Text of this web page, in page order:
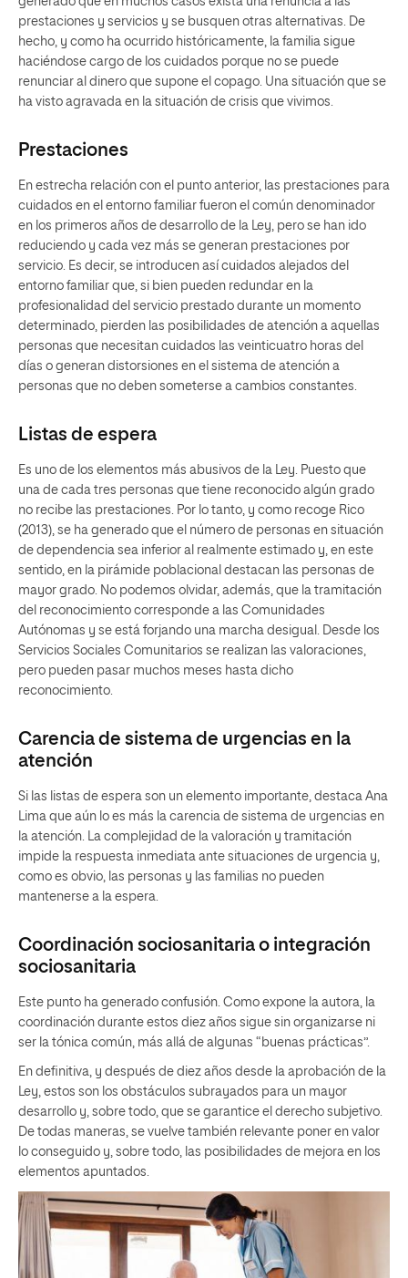
prestaciones y servicios y se busquen otras alternativas. De
hecho, y como ha ocurrido históricamente, la familia sigue
haciéndose cargo de los cuidados porque no se puede
renunciar al dinero que supone el copago. Una situación que se
ha visto agravada en la situación de crisis que vivimos.
Prestaciones
En estrecha relación con el punto anterior, las prestaciones para
cuidados en el entorno familiar fueron el común denominador
en los primeros años de desarrollo de la Ley, pero se han ido
reduciendo y cada vez más se generan prestaciones por
servicio. Es decir, se introducen así cuidados alejados del
entorno familiar que, si bien pueden redundar en la
profesionalidad del servicio prestado durante un momento
determinado, pierden las posibilidades de atención a aquellas
personas que necesitan cuidados las veinticuatro horas del
días o generan distorsiones en el sistema de atención a
personas que no deben someterse a cambios constantes.
Listas de espera
Es uno de los elementos más abusivos de la Ley. Puesto que
una de cada tres personas que tiene reconocido algún grado
no recibe las prestaciones. Por lo tanto, y como recoge Rico
(2013), se ha generado que el número de personas en situación
de dependencia sea inferior al realmente estimado y, en este
sentido, en la pirámide poblacional destacan las personas de
mayor grado. No podemos olvidar, además, que la tramitación
del reconocimiento corresponde a las Comunidades
Autónomas y se está forjando una marcha desigual. Desde los
Servicios Sociales Comunitarios se realizan las valoraciones,
pero pueden pasar muchos meses hasta dicho
reconocimiento.
Carencia de sistema de urgencias en la
atención
Si las listas de espera son un elemento importante, destaca Ana
Lima que aún lo es más la carencia de sistema de urgencias en
la atención. La complejidad de la valoración y tramitación
impide la respuesta inmediata ante situaciones de urgencia y,
como es obvio, las personas y las familias no pueden
mantenerse a la espera.
Coordinación sociosanitaria o integración
sociosanitaria
Este punto ha generado confusión. Como expone la autora, la
coordinación durante estos diez años sigue sin organizarse ni
ser la tónica común, más allá de algunas “buenas prácticas”.
En definitiva, y después de diez años desde la aprobación de la
Ley, estos son los obstáculos subrayados para un mayor
desarrollo y, sobre todo, que se garantice el derecho subjetivo.
De todas maneras, se vuelve también relevante poner en valor
lo conseguido y, sobre todo, las posibilidades de mejora en los
elementos apuntados.